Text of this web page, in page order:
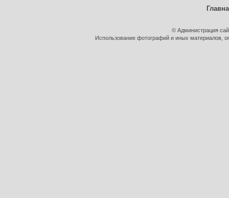
© Администрация
Использование фотографий и иных материалов,